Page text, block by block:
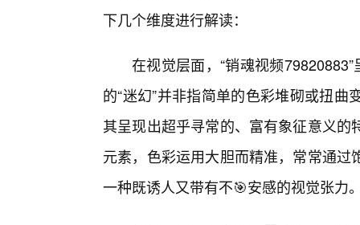
下几个维度进行解读：
在视觉层面，“销魂视频
的“迷幻”并非指简单的色彩堆砌或扭
其呈现出超乎寻常的、富有象征意义
元素，色彩运用大胆而精准，常常通
一种既诱人又带有不🎯安感的视觉张力